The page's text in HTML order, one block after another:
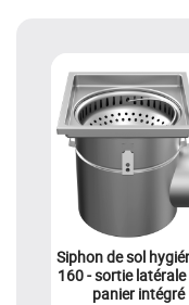
Siphon de sol
160 - sortie latérale
panier intégré